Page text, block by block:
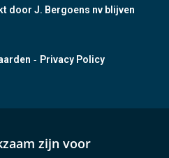
door J. Bergoens nv blijven
- Privacy Policy
zijn voor